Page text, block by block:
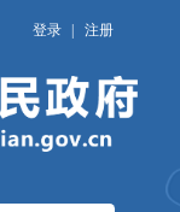
登录 | 注册